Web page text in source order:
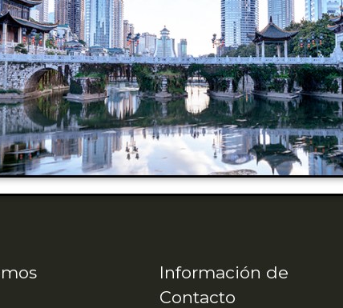
Información de
Contacto